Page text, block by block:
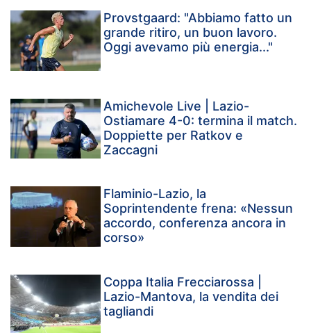
Provstgaard: "Abbiamo fatto un
grande ritiro, un buon lavoro.
Oggi avevamo più energia..."
Amichevole Live | Lazio-
Ostiamare 4-0: termina il match.
Doppiette per Ratkov e
Zaccagni
Flaminio-Lazio, la
Soprintendente frena: «Nessun
accordo, conferenza ancora in
corso»
Coppa Italia Frecciarossa |
Lazio-Mantova, la vendita dei
tagliandi